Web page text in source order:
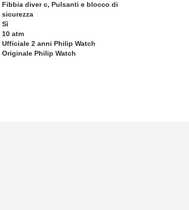
Fibbia diver c, Pulsanti e blocco di
sicurezza
Sì
10 atm
Ufficiale 2 anni Philip Watch
Originale Philip Watch